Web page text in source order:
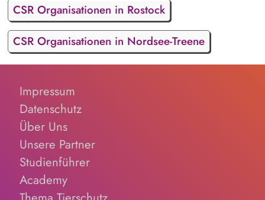
CSR Organisationen in Rostock
CSR Organisationen in Nordsee-Treene
Impressum
Datenschutz
Über Uns
Unsere Partner
Studienführer
Academy